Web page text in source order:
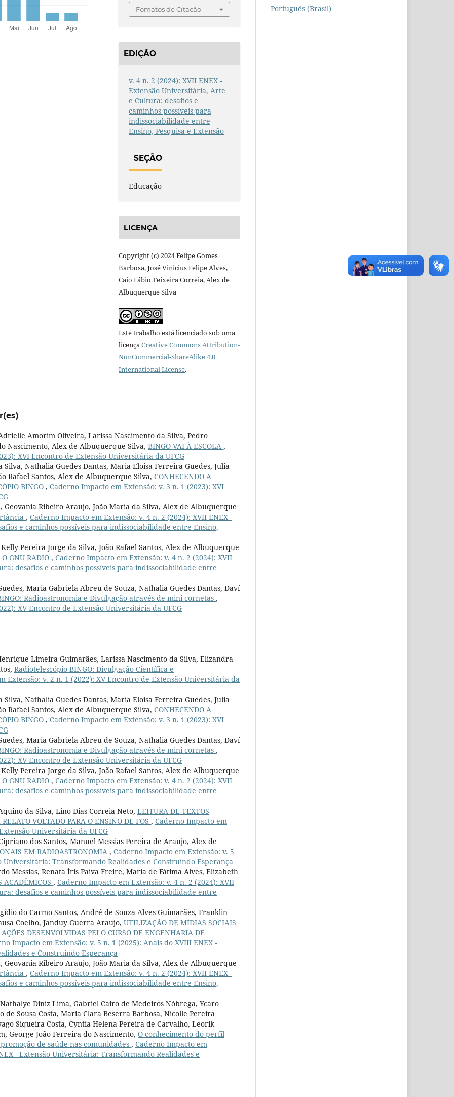
Fomatos de Citação
EDIÇÃO
v. 4 n. 2 (2024): XVII ENEX -
Extensão Universitária, Arte
e Cultura: desafios e
caminhos possíveis para
indissociabilidade entre
Ensino, Pesquisa e Extensão
SEÇÃO
Educação
LICENÇA
Copyright (c) 2024 Felipe Gomes
Barbosa, José Vinicius Felipe Alves,
Caio Fábio Teixeira Correia, Alex de
Albuquerque Silva
Este trabalho está licenciado sob uma
licençaCreative Commons Attribution-
NonCommercial-ShareAlike 4.0
International License.
Amorim Oliveira, Larissa Nascimento da Silva, Pedro
Nascimento, Alex de Albuquerque Silva, BINGO VAI À ESCOLA ,
XVI Encontro de Extensão Universitária da UFCG
Nathalia Guedes Dantas, Maria Eloisa Ferreira Guedes, Julia
Rafael Santos, Alex de Albuquerque Silva, CONHECENDO A
BINGO , Caderno Impacto em Extensão: v. 3 n. 1 (2023): XVI
Geovania Ribeiro Araujo, João Maria da Silva, Alex de Albuquerque
, Caderno Impacto em Extensão: v. 4 n. 2 (2024): XVII ENEX -
e caminhos possíveis para indissociabilidade entre Ensino,
Pereira Jorge da Silva, João Rafael Santos, Alex de Albuquerque
GNU RADIO , Caderno Impacto em Extensão: v. 4 n. 2 (2024): XVII
desafios e caminhos possíveis para indissociabilidade entre
Maria Gabriela Abreu de Souza, Nathalia Guedes Dantas, Daví
Radioastronomia e Divulgação através de mini cornetas ,
XV Encontro de Extensão Universitária da UFCG
Limeira Guimarães, Larissa Nascimento da Silva, Elizandra
Radiotelescópio BINGO: Divulgação Científica e
Extensão: v. 2 n. 1 (2022): XV Encontro de Extensão Universitária da
Nathalia Guedes Dantas, Maria Eloisa Ferreira Guedes, Julia
Rafael Santos, Alex de Albuquerque Silva, CONHECENDO A
BINGO , Caderno Impacto em Extensão: v. 3 n. 1 (2023): XVI
Maria Gabriela Abreu de Souza, Nathalia Guedes Dantas, Daví
Radioastronomia e Divulgação através de mini cornetas ,
XV Encontro de Extensão Universitária da UFCG
Pereira Jorge da Silva, João Rafael Santos, Alex de Albuquerque
GNU RADIO , Caderno Impacto em Extensão: v. 4 n. 2 (2024): XVII
desafios e caminhos possíveis para indissociabilidade entre
da Silva, Lino Dias Correia Neto, LEITURA DE TEXTOS
VOLTADO PARA O ENSINO DE FOS , Caderno Impacto em
Universitária da UFCG
dos Santos, Manuel Messias Pereira de Araujo, Alex de
EM RADIOASTRONOMIA , Caderno Impacto em Extensão: v. 5
Universitária: Transformando Realidades e Construindo Esperança
Messias, Renata Íris Paiva Freire, Maria de Fátima Alves, Elizabeth
ACADÊMICOS , Caderno Impacto em Extensão: v. 4 n. 2 (2024): XVII
desafios e caminhos possíveis para indissociabilidade entre
do Carmo Santos, André de Souza Alves Guimarães, Franklin
Coelho, Janduy Guerra Araujo, UTILIZAÇÃO DE MÍDIAS SOCIAIS
DESENVOLVIDAS PELO CURSO DE ENGENHARIA DE
Impacto em Extensão: v. 5 n. 1 (2025): Anais do XVIII ENEX -
e Construindo Esperança
Geovania Ribeiro Araujo, João Maria da Silva, Alex de Albuquerque
, Caderno Impacto em Extensão: v. 4 n. 2 (2024): XVII ENEX -
e caminhos possíveis para indissociabilidade entre Ensino,
Diniz Lima, Gabriel Cairo de Medeiros Nóbrega, Ycaro
Sousa Costa, Maria Clara Beserra Barbosa, Nicolle Pereira
Siqueira Costa, Cyntia Helena Pereira de Carvalho, Leorik
George João Ferreira do Nascimento, O conhecimento do perfil
de saúde nas comunidades , Caderno Impacto em
- Extensão Universitária: Transformando Realidades e
Português (Brasil)